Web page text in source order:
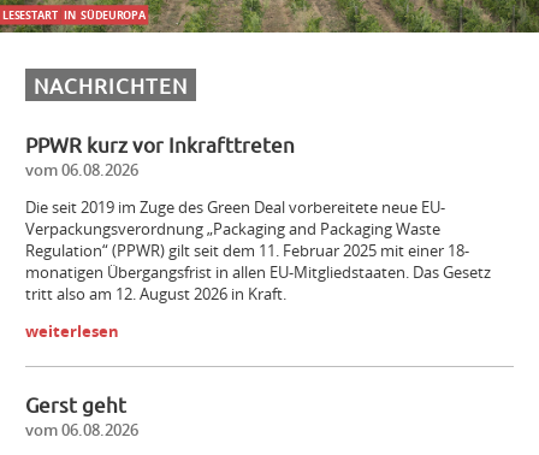
LESESTART IN SÜDEUROPA
NACHRICHTEN
PPWR kurz vor Inkrafttreten
vom 06.08.2026
Die seit 2019 im Zuge des Green Deal vorbereitete neue EU-
Verpackungsverordnung „Packaging and Packaging Waste
Regulation“ (PPWR) gilt seit dem 11. Februar 2025 mit einer 18-
monatigen Übergangsfrist in allen EU-Mitgliedstaaten. Das Gesetz
tritt also am 12. August 2026 in Kraft.
weiterlesen
Gerst geht
vom 06.08.2026